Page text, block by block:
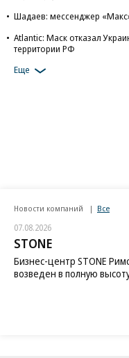
Шадаев: мессенджер
Atlantic: Маск отказал
территории РФ
Еще
Новости компаний Все
07.08.2026
STONE
Бизнес-центр STONE
возведен в полную